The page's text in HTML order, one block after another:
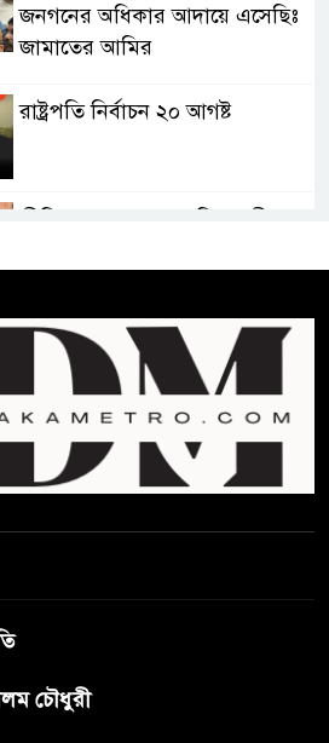
জনগনের অধিকার আদায়ে এসেছিঃ
জামাতের আমির
রাষ্ট্রপতি নির্বাচন ২০ আগষ্ট
জুলাই সনদ ও জুলাই যোদ্ধা সংবর্ধনা
অনুষ্ঠানে বিশৃঙ্খলায় ক্ষুদ্ধ ভারপ্রাপ্ত
রাষ্ট্রপতি
আমরা যদি বলি জুলাই কার, তাহলে
তো জুলাই কারওই থাকবে না:
শেখ হাসিনার বক্তব্য প্রচার করলেই
ব্যবস্থা নিবে সরকার : প্রধানমন্ত্রীর
চৌধুরী